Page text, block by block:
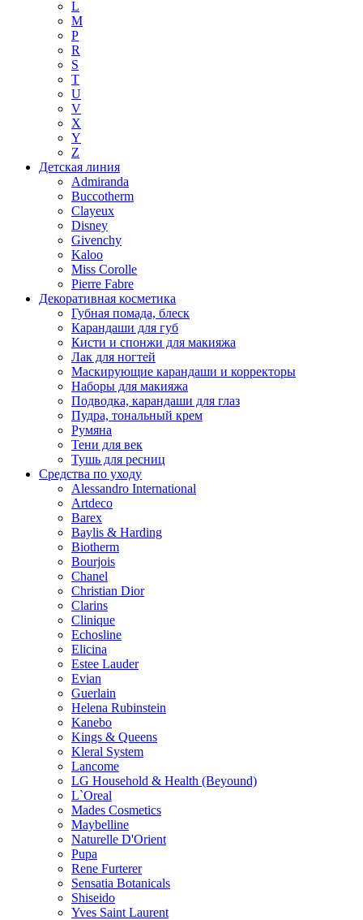
L
M
P
R
S
T
U
V
X
Y
Z
Детская линия
Admiranda
Buccotherm
Clayeux
Disney
Givenchy
Kaloo
Miss Corolle
Pierre Fabre
Декоративная косметика
Губная помада, блеск
Карандаши для губ
Кисти и спонжи для макияжа
Лак для ногтей
Маскирующие карандаши и корректоры
Наборы для макияжа
Подводка, карандаши для глаз
Пудра, тональный крем
Румяна
Тени для век
Тушь для ресниц
Средства по уходу
Alessandro International
Artdeco
Barex
Baylis & Harding
Biotherm
Bourjois
Chanel
Christian Dior
Clarins
Clinique
Echosline
Elicina
Estee Lauder
Evian
Guerlain
Helena Rubinstein
Kanebo
Kings & Queens
Kleral System
Lancome
LG Household & Health (Beyound)
L`Oreal
Mades Cosmetics
Maybelline
Naturelle D'Orient
Pupa
Rene Furterer
Sensatia Botanicals
Shiseido
Yves Saint Laurent